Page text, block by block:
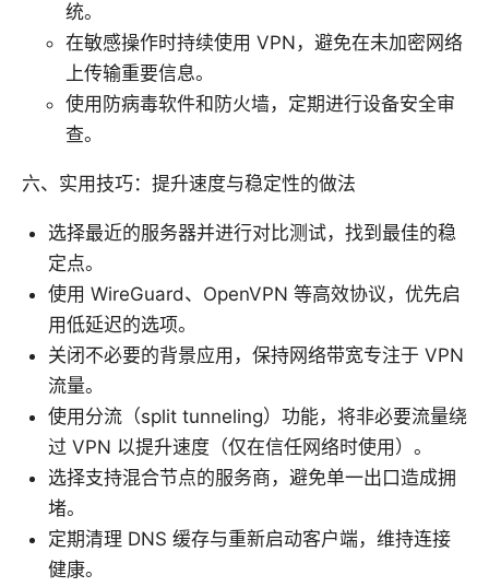
统。
在敏感操作时持续使用 VPN，避免在未加密网络
上传输重要信息。
使用防病毒软件和防火墙，定期进行设备安全审
查。
六、实用技巧：提升速度与稳定性的做法
选择最近的服务器并进行对比测试，找到最佳的稳
定点。
使用 WireGuard、OpenVPN 等高效协议，优先启
用低延迟的选项。
关闭不必要的背景应用，保持网络带宽专注于 VPN
流量。
使用分流（split tunneling）功能，将非必要流量绕
过 VPN 以提升速度（仅在信任网络时使用）。
选择支持混合节点的服务商，避免单一出口造成拥
堵。
定期清理 DNS 缓存与重新启动客户端，维持连接
健康。